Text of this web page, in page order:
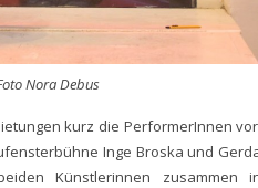
Nora Debus
kurz die PerformerInnen
Inge Broska und
Künstlerinnen zusammen